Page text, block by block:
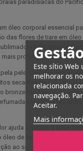
Este sítio Web
melhorar os
relacionada
navegação.
Aceitar.
Mais
paradisíacas do
óleo corporal essencial
das flores de tiare em
É
profundo e mais
pele, deixando um
secantes do sol, do sal
bronzeado natural da
com as notas
ajuda a manter
de beleza para o
ao sol num momento de